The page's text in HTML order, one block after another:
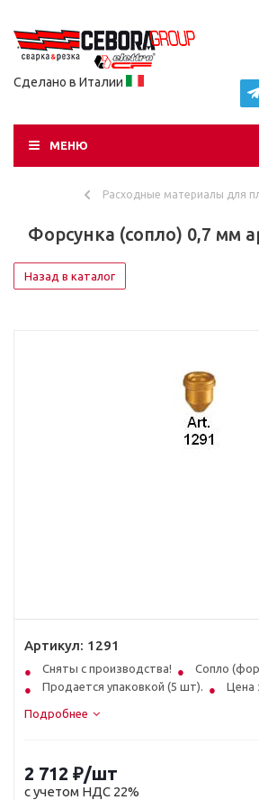
Сделано в Италии
МЕНЮ
Расходные материалы для
Форсунка (сопло) 0,7 мм
Назад в каталог
Артикул: 1291
Сняты с производства!
Сопло
Продается упаковкой (5 шт).
Цена
Подробнее
2 712 ₽/шт
с учетом НДС 22%